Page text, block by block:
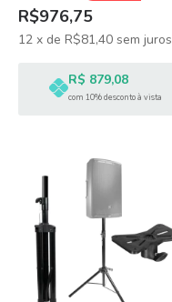
R$976,75
12 x de R$81,40 sem juros
R$ 879,08
com 10% desconto à vista